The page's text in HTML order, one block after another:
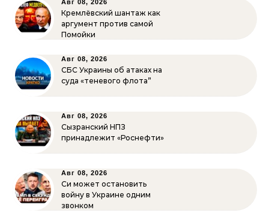
Авг 08, 2026
Кремлёвский шантаж как
аргумент против самой
Помойки
Авг 08, 2026
СБС Украины об атаках на
суда «теневого флота”
Авг 08, 2026
Сызранский НПЗ
принадлежит «Роснефти»
Авг 08, 2026
Си может остановить
войну в Украине одним
звонком